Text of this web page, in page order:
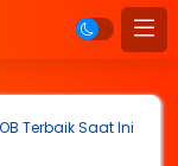
Terbaik Saat Ini